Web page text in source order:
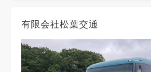
有限会社松葉交通